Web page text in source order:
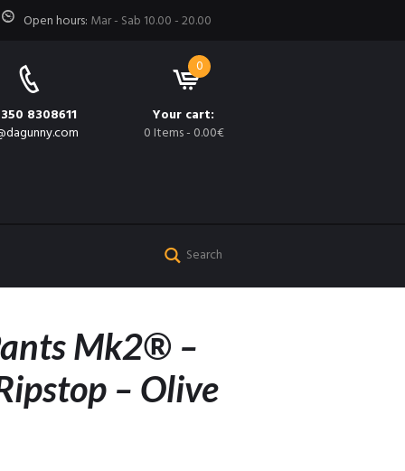
Open hours: Mar - Sab 10.00 - 20.00
8308611
0
Your cart:
0 Items- 0.00€
Mk2® –
– Olive